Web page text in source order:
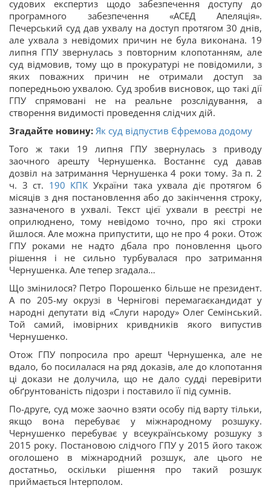
судових експертиз щодо забезпечення доступу до
програмного забезпечення «АСЕД Апеляція».
Печерський суд дав ухвалу на доступ протягом 30 днів,
але ухвала з невідомих причин не була виконана. 19
липня ГПУ звернулась з повторним клопотанням, але
суд відмовив, тому що в прокуратурі не повідомили, з
яких поважних причин не отримали доступ за
попередньою ухвалою. Суд зробив висновок, що такі дії
ГПУ спрямовані не на реальне розслідування, а
створення видимості проведення слідчих дій.
Згадайте новину: Як суд відпустив Єфремова додому
Того ж таки 19 липня ГПУ звернулась з приводу
заочного арешту Чернушенка. Востаннє суд давав
дозвіл на затримання Чернушенка 4 роки тому. За п. 2
ч. 3 ст. 190 КПК України така ухвала діє протягом 6
місяців з дня постановлення або до закінчення строку,
зазначеного в ухвалі. Текст цієї ухвали в реєстрі не
оприлюднено, тому невідомо точно, про які строки
йшлося. Але можна припустити, що не про 4 роки. Отож
ГПУ роками не надто дбала про поновлення цього
рішення і не сильно турбувалася про затримання
Чернушенка. Але тепер згадала…
Що змінилося? Петро Порошенко більше не президент.
А по 205-му окрузі в Чернігові перемагаєкандидат у
народні депутати від «Слуги народу» Олег Семінський.
Той самий, імовірних кривдників якого випустив
Чернушенко.
Отож ГПУ попросила про арешт Чернушенка, але не
вдало, бо посилалася на ряд доказів, але до клопотання
ці докази не долучила, що не дало судді перевірити
обґрунтованість підозри і поставило її під сумнів.
По-друге, суд може заочно взяти особу під варту тільки,
якщо вона перебуває у міжнародному розшуку.
Чернушенко перебуває у всеукраїнському розшуку з
2015 року. Постановою слідчого ГПУ у 2015 його також
оголошено в міжнародний розшук, але цього не
достатньо, оскільки рішення про такий розшук
приймається Інтерполом.